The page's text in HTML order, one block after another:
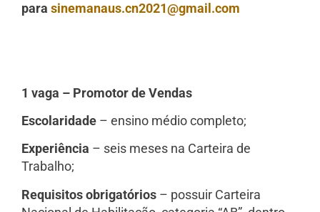
para sinemanaus.cn2021@gmail.com
1 vaga – Promotor de Vendas
Escolaridade – ensino médio completo;
Experiência – seis meses na Carteira de
Trabalho;
Requisitos obrigatórios – possuir Carteira